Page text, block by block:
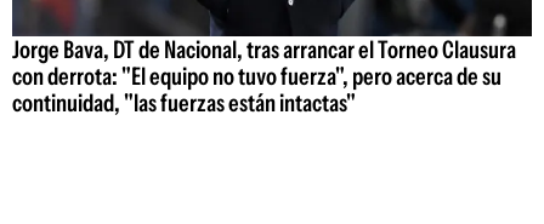
Jorge Bava, DT de Nacional, tras arrancar el Torneo Clausura
con derrota: "El equipo no tuvo fuerza", pero acerca de su
continuidad, "las fuerzas están intactas"